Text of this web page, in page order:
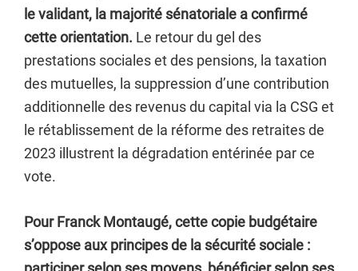
le validant, la majorité sénatoriale a confirmé
cette orientation. Le retour du gel des
prestations sociales et des pensions, la taxation
des mutuelles, la suppression d’une contribution
additionnelle des revenus du capital via la CSG et
le rétablissement de la réforme des retraites de
2023 illustrent la dégradation entérinée par ce
vote.
Pour Franck Montaugé, cette copie budgétaire
s’oppose aux principes de la sécurité sociale :